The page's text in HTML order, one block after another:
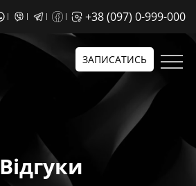
+38 (097) 0-999-000
ЗАПИСАТИСЬ
Відгуки